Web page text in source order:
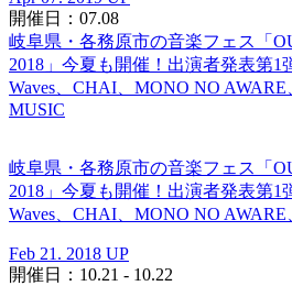
開催日：07.08
岐阜県・各務原市の音楽フェス「
2018」今夏も開催！出演者発表第1
Waves、CHAI、MONO NO AWARE
MUSIC
岐阜県・各務原市の音楽フェス「
2018」今夏も開催！出演者発表第1
Waves、CHAI、MONO NO AWARE
Feb 21. 2018 UP
開催日：10.21 - 10.22